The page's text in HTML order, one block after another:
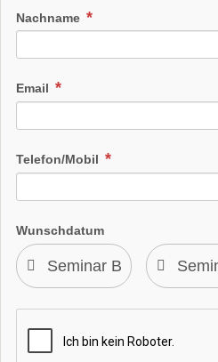
Nachname
Email
Telefon/Mobil
Wunschdatum